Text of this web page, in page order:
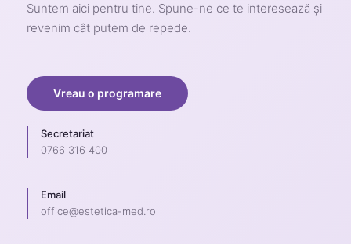
Suntem aici pentru tine. Spune-ne ce te interesează și
revenim cât putem de repede.
Vreau o programare
Secretariat
0766 316 400
Email
office@estetica-med.ro